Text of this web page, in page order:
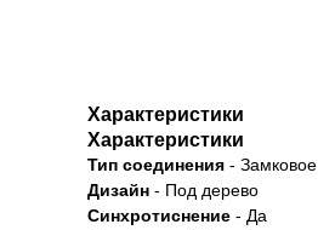
Характеристики
Характеристики
Тип соединения - Замковое
Дизайн - Под дерево
Синхротиснение - Да